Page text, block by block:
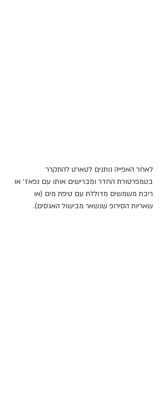
לאחר האפייה נותנים לטארט להתקרר
בטמפרטורת החדר ומברישים אותו עם נפאז׳ או
ריבת משמשים מדוללת עם טיפת מים (או
שאריות הסירופ שנשאר מבישול האגסים).